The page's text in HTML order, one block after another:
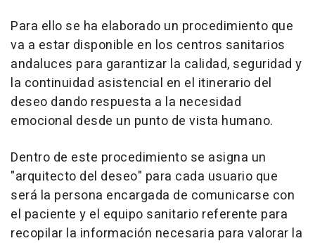
Para ello se ha elaborado un procedimiento que
va a estar disponible en los centros sanitarios
andaluces para garantizar la calidad, seguridad y
la continuidad asistencial en el itinerario del
deseo dando respuesta a la necesidad
emocional desde un punto de vista humano.
Dentro de este procedimiento se asigna un
"arquitecto del deseo" para cada usuario que
será la persona encargada de comunicarse con
el paciente y el equipo sanitario referente para
recopilar la información necesaria para valorar la